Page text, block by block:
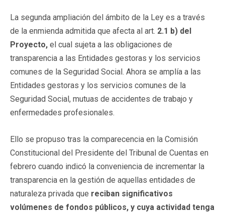
La segunda ampliación del ámbito de la Ley es a través
de la enmienda admitida que afecta al art. 2.1 b) del
Proyecto, el cual sujeta a las obligaciones de
transparencia a las Entidades gestoras y los servicios
comunes de la Seguridad Social. Ahora se amplía a las
Entidades gestoras y los servicios comunes de la
Seguridad Social, mutuas de accidentes de trabajo y
enfermedades profesionales.
Ello se propuso tras la comparecencia en la Comisión
Constitucional del Presidente del Tribunal de Cuentas en
febrero cuando indicó la conveniencia de incrementar la
transparencia en la gestión de aquellas entidades de
naturaleza privada que reciban significativos
volúmenes de fondos públicos, y cuya actividad tenga